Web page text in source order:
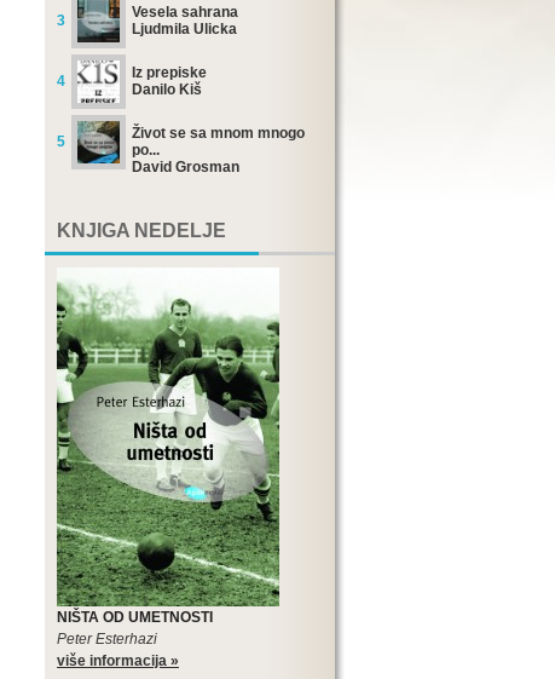
3
Vesela sahrana
Ljudmila Ulicka
4
Iz prepiske
Danilo Kiš
5
Život se sa mnom mnogo
po...
David Grosman
KNJIGA NEDELJE
NIŠTA OD UMETNOSTI
Peter Esterhazi
više informacija »